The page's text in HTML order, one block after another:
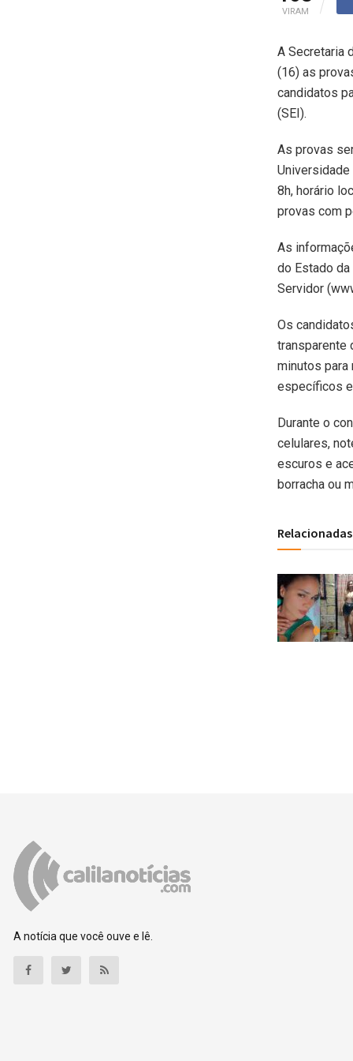
VIRAM
A Secretaria
(16) as
candidatos
(SEI).
As provas
Universidade
8h, horário
provas com
As
do Estado
Servidor
Os
transparente
minutos
específicos
Durante o
celulares,
escuros e
borracha ou
Relacionadas
A notícia que você ouve e lê.